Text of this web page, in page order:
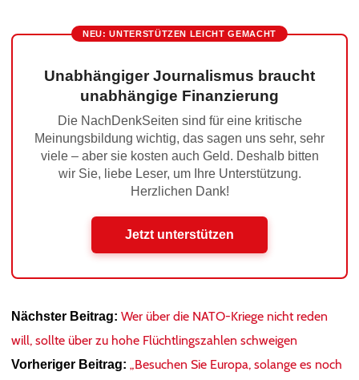
NEU: UNTERSTÜTZEN LEICHT GEMACHT
Unabhängiger Journalismus braucht
unabhängige Finanzierung
Die NachDenkSeiten sind für eine kritische
Meinungsbildung wichtig, das sagen uns sehr, sehr
viele – aber sie kosten auch Geld. Deshalb bitten
wir Sie, liebe Leser, um Ihre Unterstützung.
Herzlichen Dank!
Jetzt unterstützen
Nächster Beitrag: Wer über die NATO-Kriege nicht reden
will, sollte über zu hohe Flüchtlingszahlen schweigen
Vorheriger Beitrag: „Besuchen Sie Europa, solange es noch